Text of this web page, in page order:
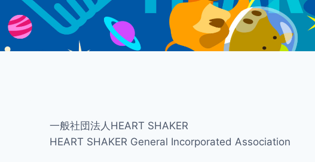
一般社団法人HEART SHAKER
HEART SHAKER General Incorporated Association